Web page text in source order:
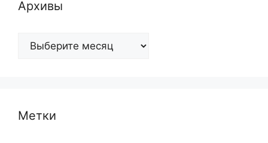
Архивы
Архивы
Метки